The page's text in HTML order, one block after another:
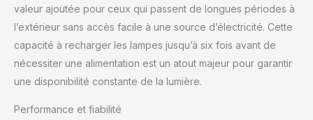
équipement de
randonnée, ou utilisez-le
sécurité fiable pour
travailler dans des
conditions de faible
valeur ajoutée pour ceux qui passent de longues périodes à
l’extérieur sans accès facile à une source d’électricité. Cette
capacité à recharger les lampes jusqu’à six fois avant de
nécessiter une alimentation est un atout majeur pour garantir
une disponibilité constante de la lumière.
Performance et fiabilité